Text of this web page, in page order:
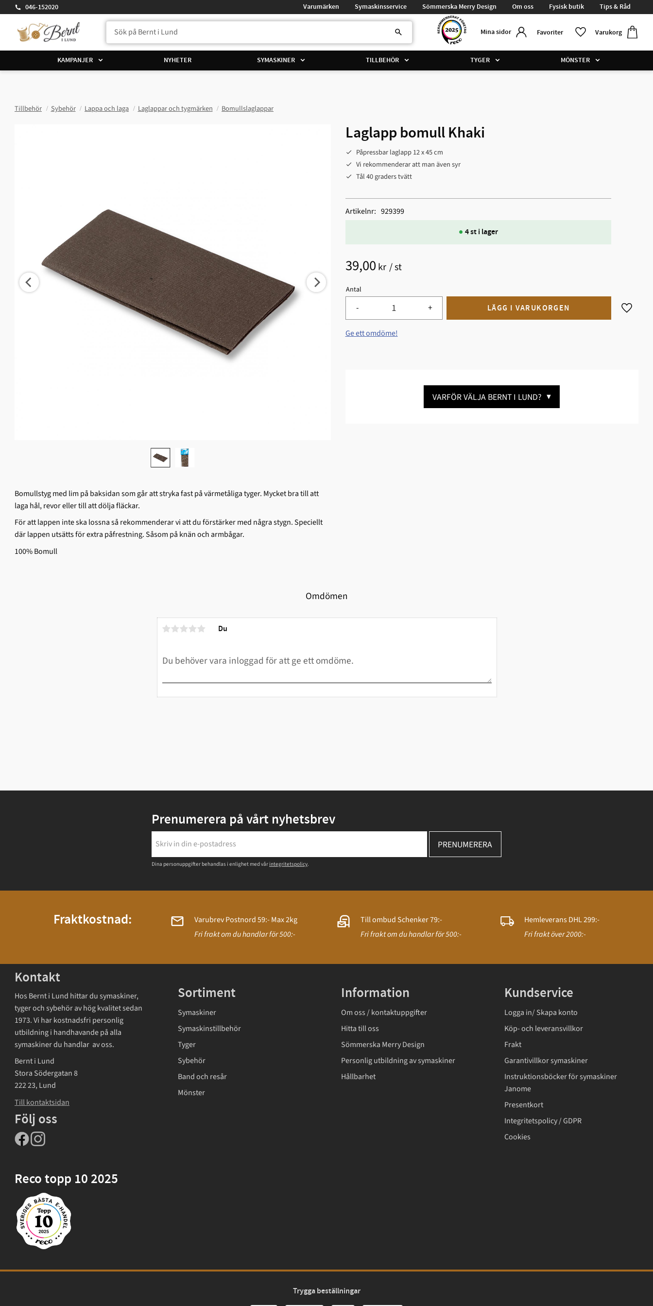
046-152020 Varumärken Symaskinsservice Sömmerska Merry Design Om oss Fysisk butik Tips & Råd
Mina sidor Favoriter Varukorg
Favoriter
KAMPANJER NYHETER SYMASKINER TILLBEHÖR TYGER MÖNSTER
Tillbehör Sybehör Lappa och laga Laglappar och tygmärken Bomullslaglappar
Laglapp bomull Khaki
Påpressbar laglapp 12 x 45 cm
Vi rekommenderar att man även syr
Tål 40 graders tvätt
39,00 kr /st
Antal
+
- Lägg
4 st i lager
Artikelnr 929399
Ge ett omdöme!
VARFÖR VÄLJA BERNT I LUND? ▼
Bomullstyg med lim på baksidan som går att stryka fast på värmetåliga tyger. Mycket bra till att
laga hål, revor eller till att dölja fläckar.
För att lappen inte ska lossna så rekommenderar vi att du förstärker med några stygn. Speciellt
där lappen utsätts för extra påfrestning. Såsom på knän och armbågar.
100% Bomull
Omdömen
Du
Prenumerera på vårt nyhetsbrev
PRENUMERERA
Dina personuppgifter behandlas i enlighet med vår integritetspolicy.
Fraktkostnad:
Varubrev Postnord 59:- Max 2kg
Fri frakt om du handlar för 500:-
Till ombud Schenker 79:-
Fri frakt om du handlar för 500:-
Hemleverans DHL 299:-
Fri frakt över 2000:-
Kontakt
Hos Bernt i Lund hittar du symaskiner,
tyger och sybehör av hög kvalitet sedan
1973. Vi har kostnadsfri personlig
utbildning i handhavande på alla
symaskiner du handlar av oss.
Bernt i Lund
Stora Södergatan 8
222 23, Lund
Till kontaktsidan
Följ oss
Reco topp 10 2025
Sortiment
Symaskiner
Symaskinstillbehör
Tyger
Sybehör
Band och resår
Mönster
Information
Om oss / kontaktuppgifter
Hitta till oss
Sömmerska Merry Design
Personlig utbildning av symaskiner
Hållbarhet
Kundservice
Logga in/ Skapa konto
Köp- och leveransvillkor
Frakt
Garantivillkor symaskiner
Instruktionsböcker för symaskiner
Janome
Presentkort
Integritetspolicy / GDPR
Cookies
Trygga beställningar